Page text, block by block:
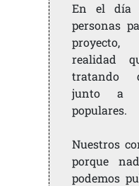
En el día
personas
realidad
tratando
junto a
populares.
Nuestros
porque
podemos